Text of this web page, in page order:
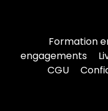
Formation
engagements
CGU